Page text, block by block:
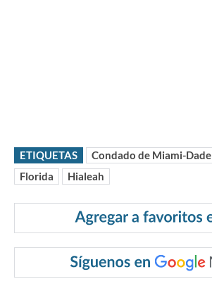
ETIQUETAS Condado de Miami-Dade
Florida
Hialeah